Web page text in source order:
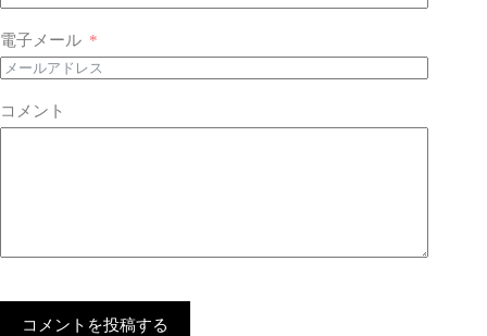
電子メール
コメント
コメントを投稿する